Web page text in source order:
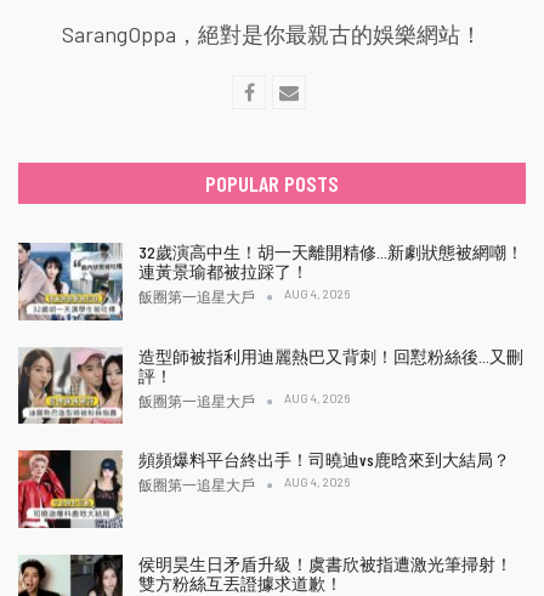
SarangOppa，絕對是你最親古的娛樂網站！
POPULAR POSTS
32歲演高中生！胡一天離開精修…新劇狀態被網嘲！
連黃景瑜都被拉踩了！
飯圈第一追星大戶 AUG 4, 2026
造型師被指利用迪麗熱巴又背刺！回懟粉絲後…又刪
評！
飯圈第一追星大戶 AUG 4, 2026
頻頻爆料平台終出手！司曉迪vs鹿晗來到大結局？
飯圈第一追星大戶 AUG 4, 2026
侯明昊生日矛盾升級！虞書欣被指遭激光筆掃射！
雙方粉絲互丟證據求道歉！